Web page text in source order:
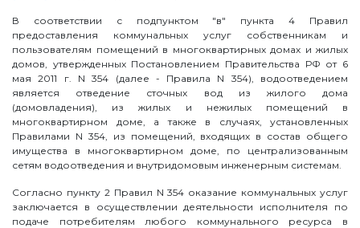
В соответствии с подпунктом "в" пункта 4 Правил
предоставления коммунальных услуг собственникам и
пользователям помещений в многоквартирных домах и жилых
домов, утвержденных Постановлением Правительства РФ от 6
мая 2011 г. N 354 (далее - Правила N 354), водоотведением
является отведение сточных вод из жилого дома
(домовладения), из жилых и нежилых помещений в
многоквартирном доме, а также в случаях, установленных
Правилами N 354, из помещений, входящих в состав общего
имущества в многоквартирном доме, по централизованным
сетям водоотведения и внутридомовым инженерным системам.
Согласно пункту 2 Правил N 354 оказание коммунальных услуг
заключается в осуществлении деятельности исполнителя по
подаче потребителям любого коммунального ресурса в